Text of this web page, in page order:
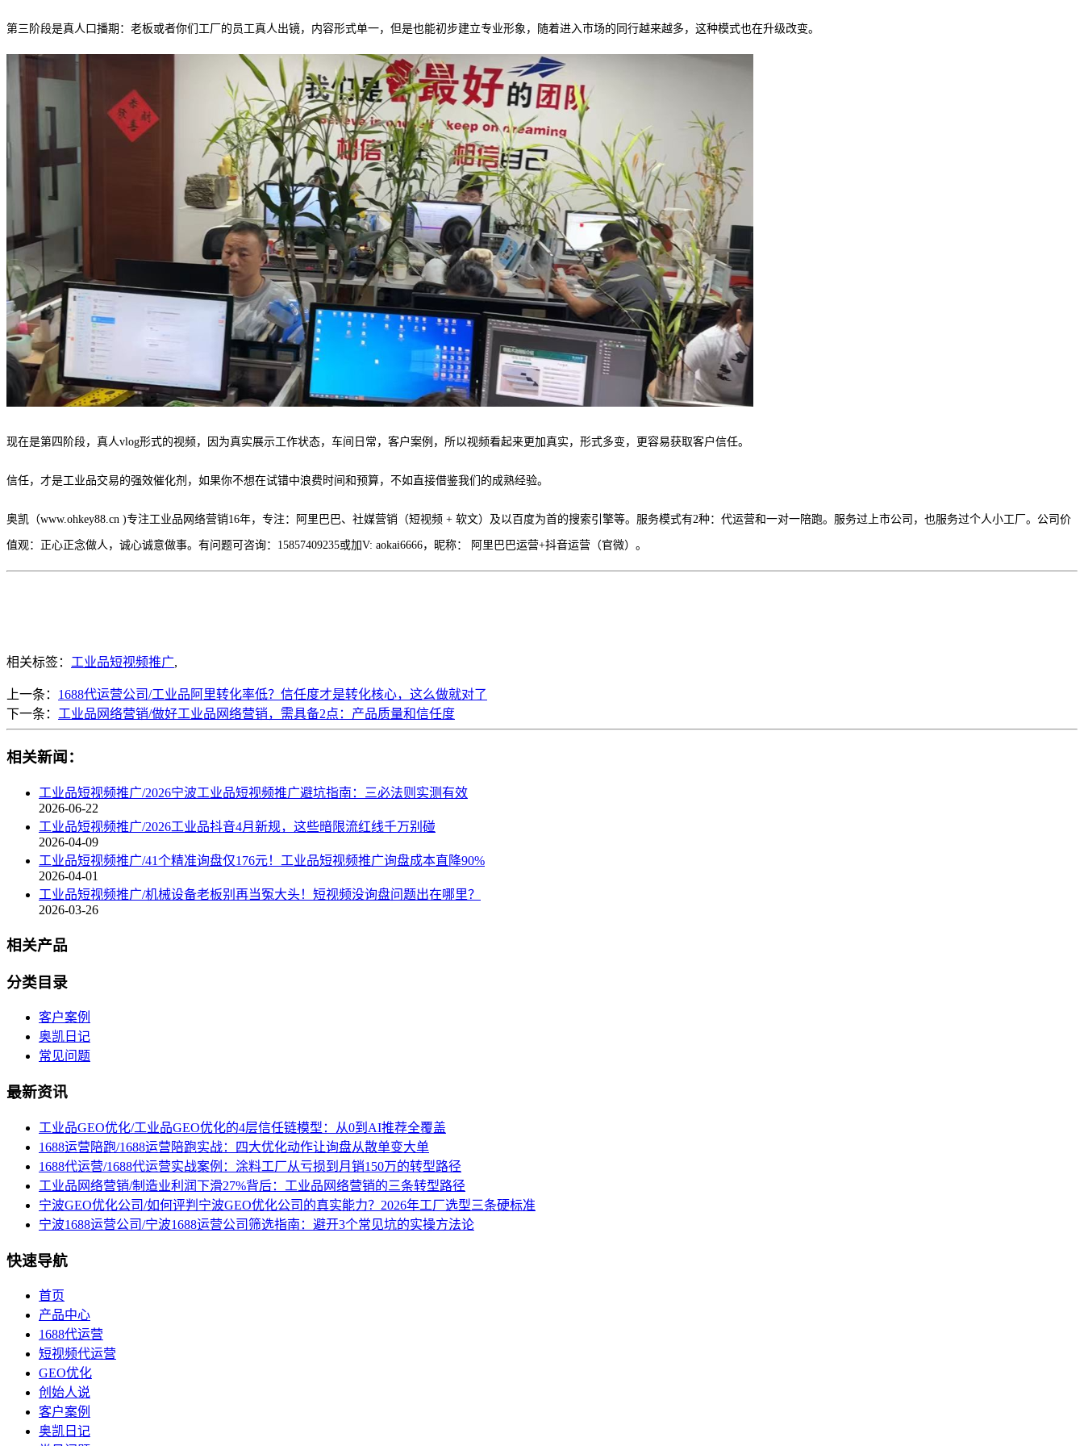
第三阶段是真人口播期：老板或者你们工厂的员工真人出镜，内容形式单一，但是也能初步建立专业形象，随着进入市场的同行越来越多，这种模式也在升级改变。
现在是第四阶段，真人vlog形式的视频，因为真实展示工作状态，车间日常，客户案例，所以视频看起来更加真实，形式多变，更容易获取客户信任。
信任，才是工业品交易的强效催化剂，如果你不想在试错中浪费时间和预算，不如直接借鉴我们的成熟经验。
奥凯（www.ohkey88.cn )专注工业品网络营销16年，专注：阿里巴巴、社媒营销（短视频 + 软文）及以百度为首的搜索引擎等。服务模式有2种：代运营和一对一陪跑。服务过上市公司，也服务过个人小工厂。公司价
值观：正心正念做人，诚心诚意做事。有问题可咨询：15857409235或加V: aokai6666，昵称： 阿里巴巴运营+抖音运营（官微）。
相关标签： 工业品短视频推广,
上一条： 1688代运营公司/工业品阿里转化率低？信任度才是转化核心，这么做就对了
下一条： 工业品网络营销/做好工业品网络营销，需具备2点：产品质量和信任度
相关新闻：
工业品短视频推广/2026宁波工业品短视频推广避坑指南：三必法则实测有效
2026-06-22
工业品短视频推广/2026工业品抖音4月新规，这些暗限流红线千万别碰
2026-04-09
工业品短视频推广/41个精准询盘仅176元！工业品短视频推广询盘成本直降90%
2026-04-01
工业品短视频推广/机械设备老板别再当冤大头！短视频没询盘问题出在哪里？
2026-03-26
相关产品
分类目录
客户案例
奥凯日记
常见问题
最新资讯
工业品GEO优化/工业品GEO优化的4层信任链模型：从0到AI推荐全覆盖
1688运营陪跑/1688运营陪跑实战：四大优化动作让询盘从散单变大单
1688代运营/1688代运营实战案例：涂料工厂从亏损到月销150万的转型路径
工业品网络营销/制造业利润下滑27%背后：工业品网络营销的三条转型路径
宁波GEO优化公司/如何评判宁波GEO优化公司的真实能力？2026年工厂选型三条硬标准
宁波1688运营公司/宁波1688运营公司筛选指南：避开3个常见坑的实操方法论
快速导航
首页
产品中心
1688代运营
短视频代运营
GEO优化
创始人说
客户案例
奥凯日记